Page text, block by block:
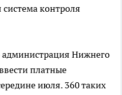
контроля
администрация Нижнего
платные
июля. 360 таких